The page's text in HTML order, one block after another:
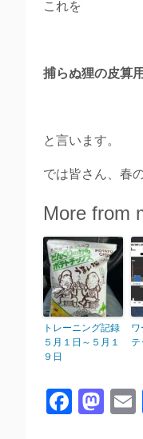
これを
捕らぬ狸の皮算用
と言います。
では皆さん、春
More from
トレーニング記録
５月１日～５月１
９日
ワ
テ
F
M